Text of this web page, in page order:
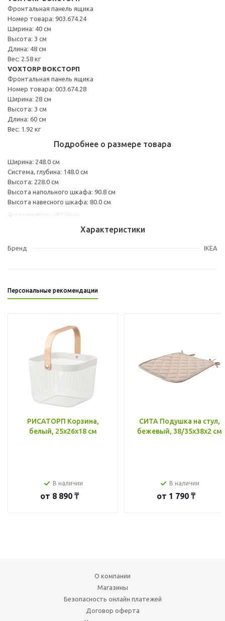
Фронтальная панель ящика
Номер товара: 903.674.24
Ширина: 40 см
Высота: 3 см
Длина: 48 см
Вес: 2.58 кг
VOXTORP ВОКСТОРП
Фронтальная панель ящика
Номер товара: 003.674.28
Ширина: 28 см
Высота: 3 см
Длина: 60 см
Вес: 1.92 кг
Подробнее о размере товара
Ширина: 248.0 см
Система, глубина: 148.0 см
Высота: 228.0 см
Высота напольного шкафа: 90.8 см
Высота навесного шкафа: 80.0 см
Характеристики
Бренд IKEA
Персональные рекомендации
РИСАТОРП Корзина,
белый, 25x26x18 см
В наличии
от 8 890 ₸
СИТА Подушка на стул,
бежевый, 38/35x38x2 см
В наличии
от 1 790 ₸
О компании
Магазины
Безопасность онлайн платежей
Договор оферта